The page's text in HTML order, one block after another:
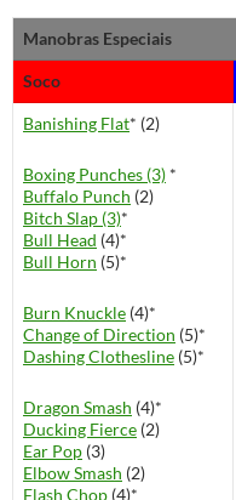
Manobras Especiais
Soco
Banishing Flat* (2)
Boxing Punches (3) *
Buffalo Punch (2)
Bitch Slap (3)*
Bull Head (4)*
Bull Horn (5)*
Burn Knuckle (4)*
Change of Direction (5)*
Dashing Clothesline (5)*
Dragon Smash (4)*
Ducking Fierce (2)
Ear Pop (3)
Elbow Smash (2)
Flash Chop (4)*